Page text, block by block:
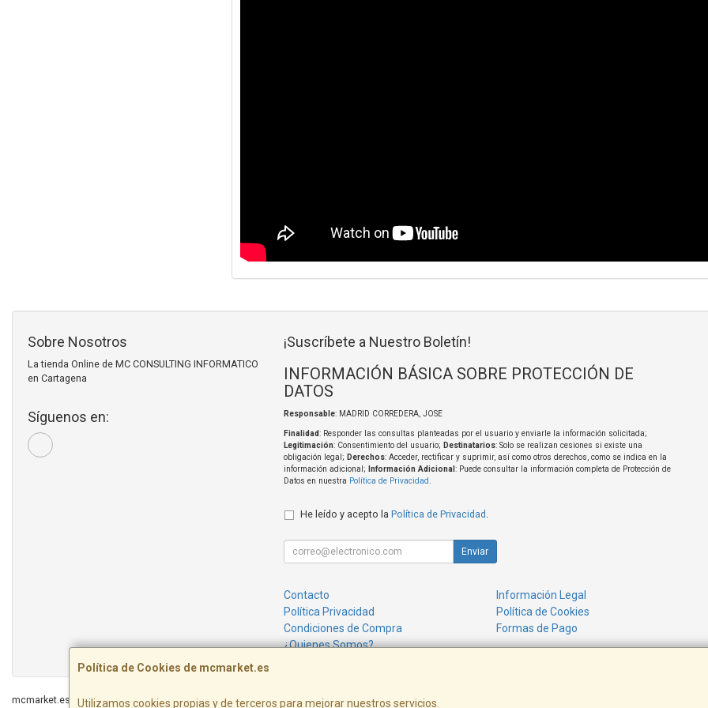
Política de Cookies de mcmarket.es
Utilizamos cookies propias y de terceros para mejorar nuestros servicios.
Sobre Nosotros
La tienda Online de MC CONSULTING INFORMATICO
en Cartagena
Síguenos en:
¡Suscríbete a Nuestro Boletín!
INFORMACIÓN BÁSICA SOBRE PROTECCIÓN DE
DATOS
Responsable: MADRID CORREDERA, JOSE
Finalidad: Responder las consultas planteadas por el usuario y enviarle la información solicitada;
Legitimación: Consentimiento del usuario; Destinatarios: Solo se realizan cesiones si existe una
obligación legal; Derechos: Acceder, rectificar y suprimir, así como otros derechos, como se indica en la
información adicional;
Información Adicional : Puede consultar la información completa de Protección de
Datos en nuestra Política de Privacidad
He leído y acepto la Política de Privacidad
Enviar
Contacto
Información Legal
Política Privacidad
Política de Cookies
Condiciones de Compra
Formas de Pago
¿Quienes Somos?
mcmarket.es © 2026